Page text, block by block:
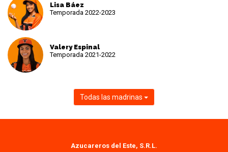
Lisa Báez
Temporada 2022-2023
Valery Espinal
Temporada 2021-2022
Todas las madrinas
Azucareros del Este, S.R.L.